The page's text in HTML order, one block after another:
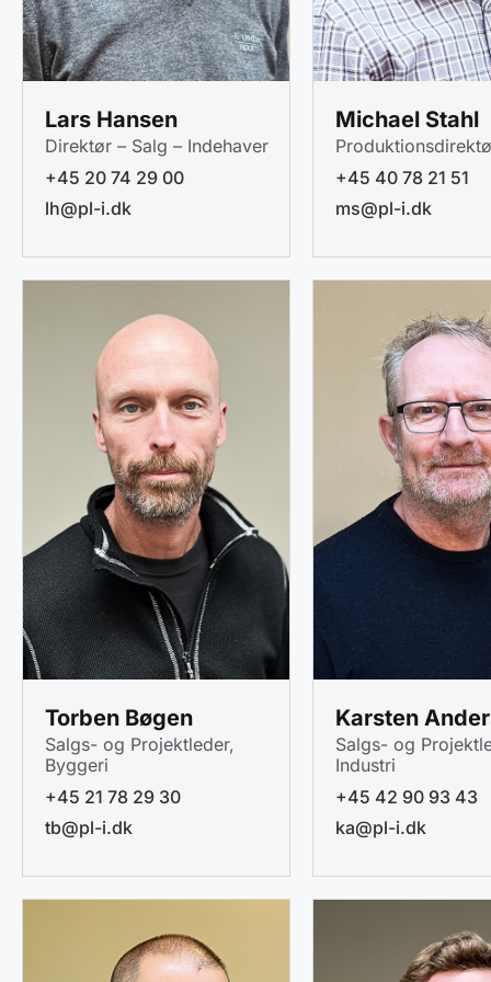
Lars Hansen
Direktør – Salg – Indehaver
+45 20 74 29 00
lh@pl-i.dk
Michael Stahl
+45 40 78 21 51
ms@pl-i.dk
Torben Bøgen
Salgs- og Projektleder,
Byggeri
+45 21 78 29 30
tb@pl-i.dk
Karsten
Salgs- og
Industri
+45 42 90 93 43
ka@pl-i.dk